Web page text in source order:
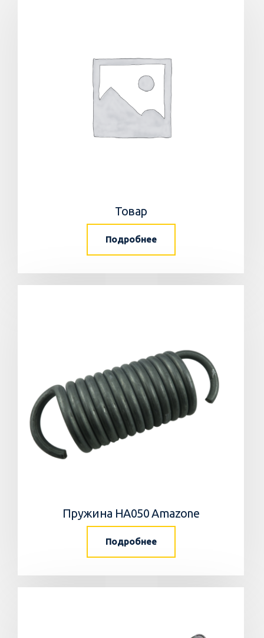
Товар
Подробнее
Пружина HA050 Amazone
Подробнее